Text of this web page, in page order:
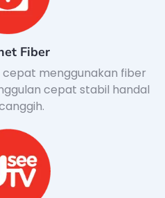
Fiber
menggunakan fiber
cepat stabil handal